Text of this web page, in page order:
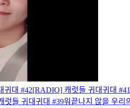
귀대 #42[RADIO] 캐럿들 귀대귀대
럿들 귀대귀대 #39워끝나지 않을 우리